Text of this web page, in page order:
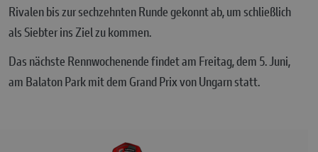
Rivalen bis zur sechzehnten Runde gekonnt ab, um schließlich
als Siebter ins Ziel zu kommen.
Das nächste Rennwochenende findet am Freitag, dem 5. Juni,
am Balaton Park mit dem Grand Prix von Ungarn statt.